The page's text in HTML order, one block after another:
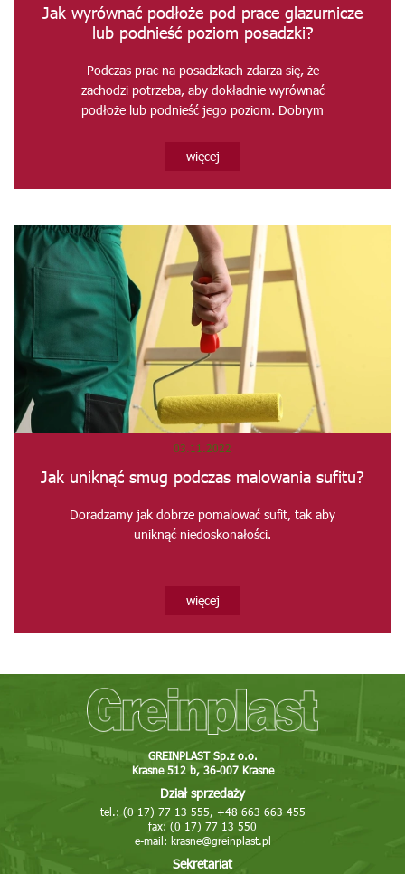
Jak wyrównać podłoże pod prace glazurnicze
lub podnieść poziom posadzki?
Podczas prac na posadzkach zdarza się, że
zachodzi potrzeba, aby dokładnie wyrównać
podłoże lub podnieść jego poziom. Dobrym
więcej
03.11.2022
Jak uniknąć smug podczas malowania sufitu?
Doradzamy jak dobrze pomalować sufit, tak aby
uniknąć niedoskonałości.
więcej
GREINPLAST Sp.z o.o.
Krasne 512 b, 36-007 Krasne
Dział sprzedaży
tel.: (0 17) 77 13 555, +48 663 663 455
fax: (0 17) 77 13 550
e-mail: krasne@greinplast.pl
Sekretariat